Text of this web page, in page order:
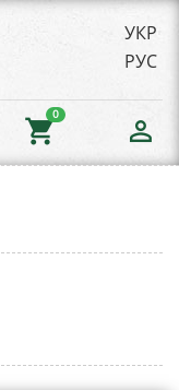
УКР
РУС
shopping_cart
0
person_outline